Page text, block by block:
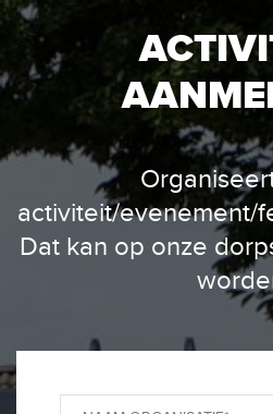
activiteit/evenement/
Dat kan op onze